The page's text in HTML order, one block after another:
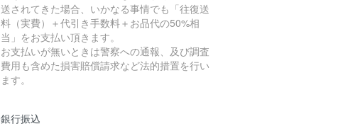
送されてきた場合、いかなる事情でも「往復送
料（実費）＋代引き手数料＋お品代の50%相
当」をお支払い頂きます。
お支払いが無いときは警察への通報、及び調査
費用も含めた損害賠償請求など法的措置を行い
ます。
銀行振込